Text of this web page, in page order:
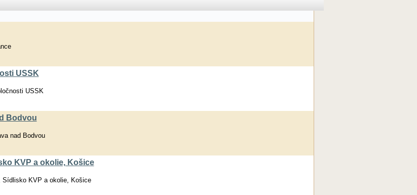
USSK
USSK
Bodvou
nad Bodvou
KVP a okolie, Košice
Sídlisko KVP a okolie, Košice